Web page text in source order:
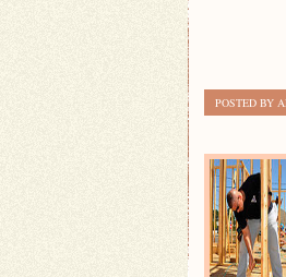
POSTED BY